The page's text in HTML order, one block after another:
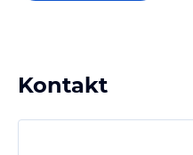
Kontakt